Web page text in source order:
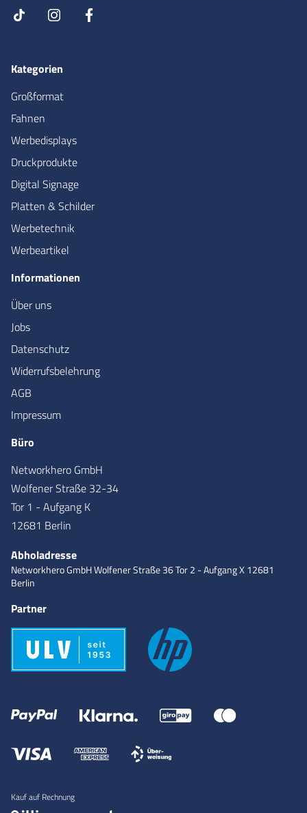
Kategorien
Großformat
Fahnen
Werbedisplays
Druckprodukte
Digital Signage
Platten & Schilder
Werbetechnik
Werbeartikel
Informationen
Über uns
Jobs
Datenschutz
Widerrufsbelehrung
AGB
Impressum
Büro
Networkhero GmbH
Wolfener Straße 32-34
Tor 1 - Aufgang K
12681 Berlin
Abholadresse
Networkhero GmbHWolfener Straße 36Tor 2 - Aufgang X12681
Berlin
Partner
Kauf auf Rechnung